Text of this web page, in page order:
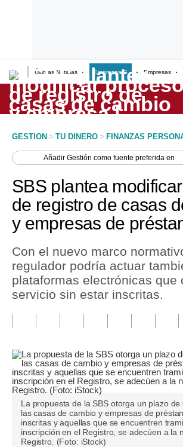
Últimas Noticias Empresas G Empresas
Lo último
Peru Quiosco
Economía
Mercados
Política
Tu Dinero
Finanzas Personales
Plus G
Opinión
Editorial
Pregunta de hoy
GESTION > TU DINERO > FINANZAS
AñadirGestión como fuente preferida en
SBS plantea
de registro de casas
y empresas de
Con el nuevo marco
regulador podría actuar
plataformas electrónicas que
servicio sin estar inscritas.
La propuesta de la SBS otorga un plazo
las casas de cambio y empresas de
inscritas y aquellas que se encuentren
inscripción en el Registro, se adecúen a la
Registro. (Foto: iStock)